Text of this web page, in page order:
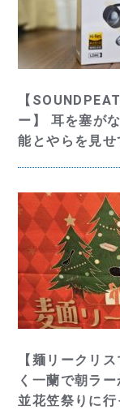
【
ー】 耳を塞が
能とやらを見せ
【麺リークリ
く一蘭で朝ラ
並花笠祭りに